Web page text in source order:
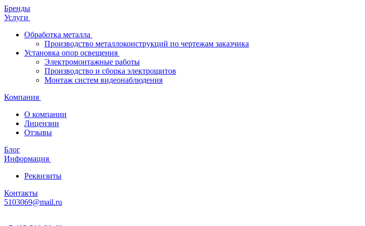
Бренды
Услуги
Обработка металла
Производство металлоконструкций по чертежам заказчика
Установка опор освещения
Электромонтажные работы
Производство и сборка электрощитов
Монтаж систем видеонаблюдения
Компания
О компании
Лицензии
Отзывы
Блог
Информация
Реквизиты
Контакты
5103069@mail.ru